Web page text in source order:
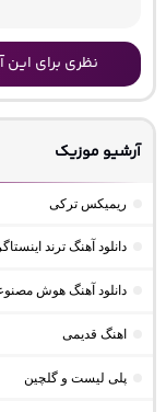
نظری برای
آرشیو موزیک
ریمیکس ترکی
دانلود آهنگ ترند
دانلود آهنگ هوش
اهنگ قدیمی
پلی لیست و گلچین